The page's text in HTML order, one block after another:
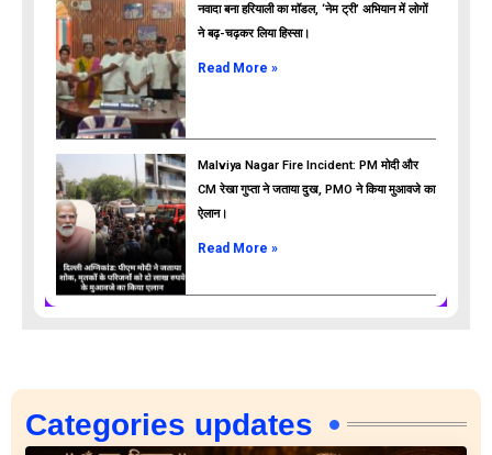
नवादा बना हरियाली का मॉडल, ‘नेम ट्री’ अभियान में लोगों
ने बढ़-चढ़कर लिया हिस्सा।
Read More »
Malviya Nagar Fire Incident: PM मोदी और
CM रेखा गुप्ता ने जताया दुख, PMO ने किया मुआवजे का
ऐलान।
Read More »
Categories updates